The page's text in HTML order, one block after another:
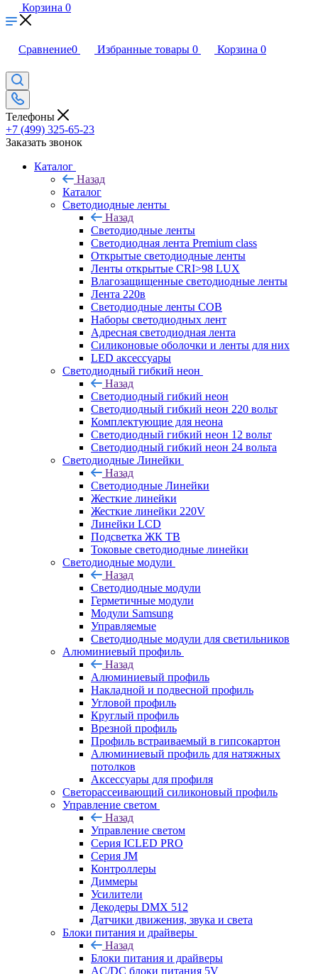
Корзина 0
Сравнение0 Избранные товары 0 Корзина 0
Телефоны
+7 (499) 325-65-23
Заказать звонок
Каталог
Назад
Каталог
Светодиодные ленты
Назад
Светодиодные ленты
Светодиодная лента Premium class
Открытые светодиодные ленты
Ленты открытые CRI>98 LUX
Влагозащищенные светодиодные ленты
Лента 220в
Светодиодные ленты COB
Наборы светодиодных лент
Адресная светодиодная лента
Силиконовые оболочки и ленты для них
LED аксессуары
Светодиодный гибкий неон
Назад
Светодиодный гибкий неон
Светодиодный гибкий неон 220 вольт
Комплектующие для неона
Светодиодный гибкий неон 12 вольт
Светодиодный гибкий неон 24 вольта
Светодиодные Линейки
Назад
Светодиодные Линейки
Жесткие линейки
Жесткие линейки 220V
Линейки LCD
Подсветка ЖК ТВ
Токовые светодиодные линейки
Светодиодные модули
Назад
Светодиодные модули
Герметичные модули
Модули Samsung
Управляемые
Светодиодные модули для светильников
Алюминиевый профиль
Назад
Алюминиевый профиль
Накладной и подвесной профиль
Угловой профиль
Круглый профиль
Врезной профиль
Профиль встраиваемый в гипсокартон
Алюминиевый профиль для натяжных
потолков
Аксессуары для профиля
Светорассеивающий силиконовый профиль
Управление светом
Назад
Управление светом
Серия ICLED PRO
Серия JM
Контроллеры
Диммеры
Усилители
Декодеры DMX 512
Датчики движения, звука и света
Блоки питания и драйверы
Назад
Блоки питания и драйверы
AC/DC блоки питания 5V